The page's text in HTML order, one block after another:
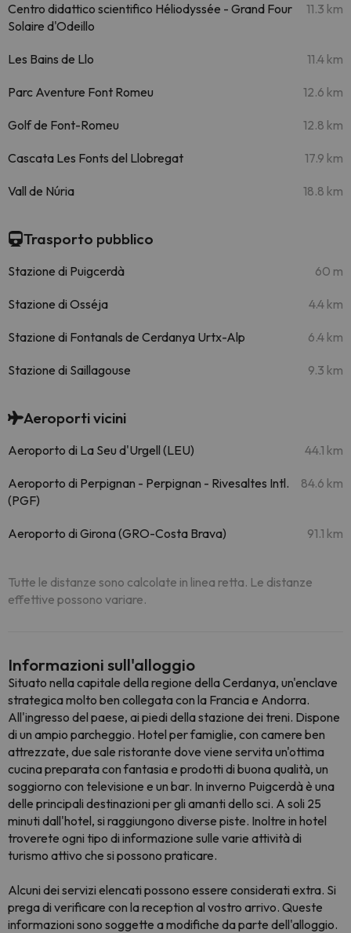
Centro didattico scientifico Héliodyssée - Grand Four
Solaire d'Odeillo
11.3 km
Les Bains de Llo 11.4 km
Parc Aventure Font Romeu 12.6 km
Golf de Font-Romeu 12.8 km
Cascata Les Fonts del Llobregat 17.9 km
Vall de Núria 18.8 km
Trasporto pubblico
Stazione di Puigcerdà 60 m
Stazione di Osséja 4.4 km
Stazione di Fontanals de Cerdanya Urtx-Alp 6.4 km
Stazione di Saillagouse 9.3 km
Aeroporti vicini
Aeroporto di La Seu d'Urgell (LEU) 44.1 km
Aeroporto di Perpignan - Perpignan - Rivesaltes Intl.
(PGF)
84.6 km
Aeroporto di Girona (GRO-Costa Brava) 91.1 km
Tutte le distanze sono calcolate in linea retta. Le distanze
effettive possono variare.
Informazioni sull'alloggio
Situato nella capitale della regione della Cerdanya, un'enclave
strategica molto ben collegata con la Francia e Andorra.
All'ingresso del paese, ai piedi della stazione dei treni. Dispone
di un ampio parcheggio. Hotel per famiglie, con camere ben
attrezzate, due sale ristorante dove viene servita un'ottima
cucina preparata con fantasia e prodotti di buona qualità, un
soggiorno con televisione e un bar. In inverno Puigcerdà è una
delle principali destinazioni per gli amanti dello sci. A soli 25
minuti dall'hotel, si raggiungono diverse piste. Inoltre in hotel
troverete ogni tipo di informazione sulle varie attività di
turismo attivo che si possono praticare.
Alcuni dei servizi elencati possono essere considerati extra. Si
prega di verificare con la reception al vostro arrivo. Queste
informazioni sono soggette a modifiche da parte dell'alloggio.